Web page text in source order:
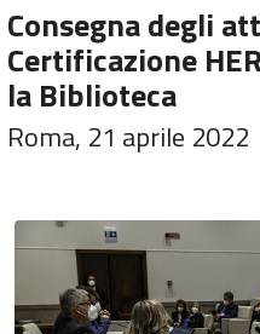
Consegna degli
Certificazione
la Biblioteca
Roma, 21 aprile 2022